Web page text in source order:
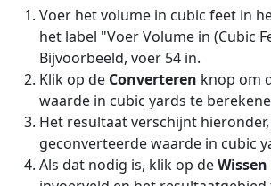
Voer het volume in cubic feet in
het label "Voer Volume in (Cubic
Bijvoorbeeld, voer 54 in.
Klik op de Converteren knop om
waarde in cubic yards te
Het resultaat verschijnt
geconverteerde waarde in cubic
Als dat nodig is, klik op deWissen